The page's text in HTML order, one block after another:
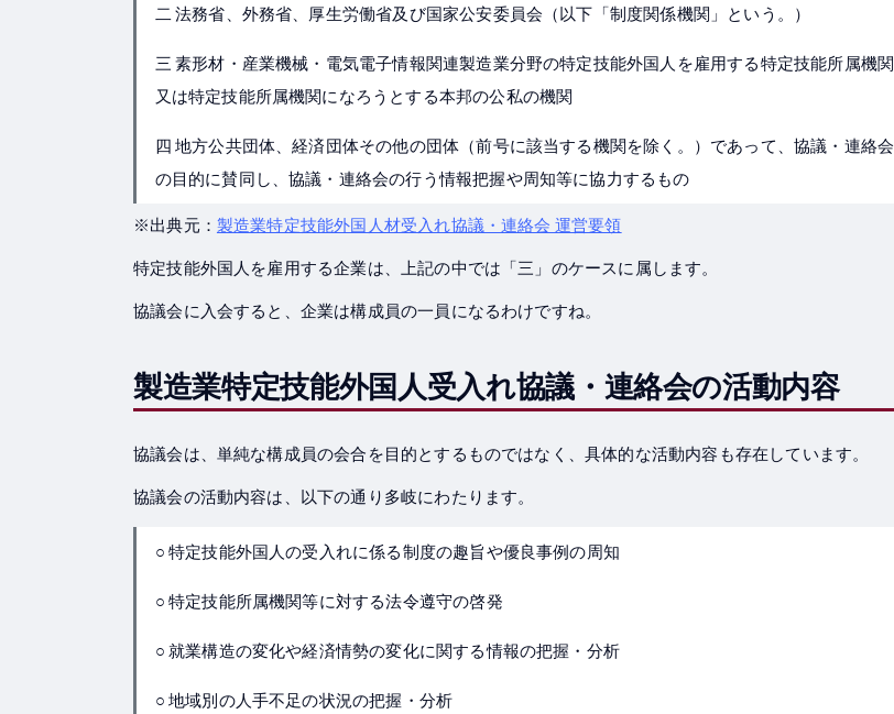
二 法務省、外務省、厚生労働省及び国家公安委員会（以下「制度関係機関」という。）
三 素形材・産業機械・電気電子情報関連製造業分野の特定技能外国人を雇用する特定技能所属機関
又は特定技能所属機関になろうとする本邦の公私の機関
四 地方公共団体、経済団体その他の団体（前号に該当する機関を除く。）であって、協議・連絡会
の目的に賛同し、協議・連絡会の行う情報把握や周知等に協力するもの
※出典元： 製造業特定技能外国人材受入れ協議・連絡会 運営要領
特定技能外国人を雇用する企業は、上記の中では「三」のケースに属します。
協議会に入会すると、企業は構成員の一員になるわけですね。
製造業特定技能外国人受入れ協議・連絡会の活動内容
協議会は、単純な構成員の会合を目的とするものではなく、具体的な活動内容も存在しています。
協議会の活動内容は、以下の通り多岐にわたります。
○ 特定技能外国人の受入れに係る制度の趣旨や優良事例の周知
○ 特定技能所属機関等に対する法令遵守の啓発
○ 就業構造の変化や経済情勢の変化に関する情報の把握・分析
○ 地域別の人手不足の状況の把握・分析